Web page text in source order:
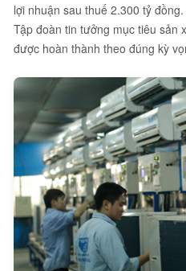
lợi nhuận sau thuế 2.300 tỷ
Tập đoàn tin tưởng mục tiêu sản
được hoàn thành theo đúng kỳ